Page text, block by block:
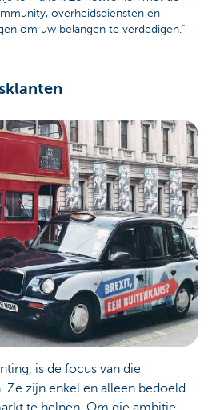
overheidsdiensten en
om uw belangen te verdedigen."
is de focus van die
Ze zijn enkel en alleen bedoeld